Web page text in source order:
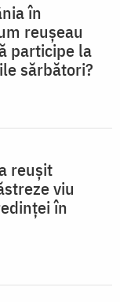
în
reușeau
participe la
sărbători?
reușit
viu
în